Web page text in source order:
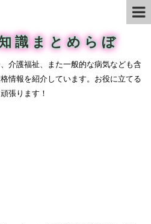
識まとめらぼ
介護福祉、また一般的な病気なども含
情報を紹介しています。お役に立てる
張ります！